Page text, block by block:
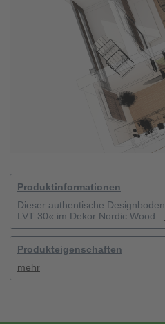
Produktinformationen
Dieser authentische
LVT 30« im Dekor Nordic Wood...
Produkteigenschaften
mehr